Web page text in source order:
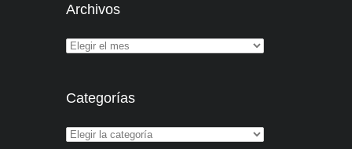
Archivos
Categorías